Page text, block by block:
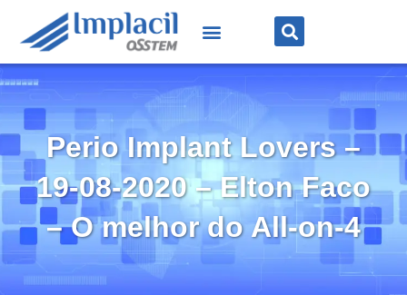
Perio Implant Lovers –
19-08-2020 – Elton Faco
– O melhor do All-on-4